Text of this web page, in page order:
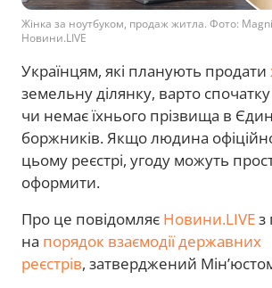
Жінка за ноутбуком, продаж житла. Фото:
Новини.LIVE
Українцям, які планують продати
земельну ділянку, варто
чи немає їхнього прізвища в
боржників. Якщо людина
цьому реєстрі, угоду можуть
оформити.
Про це повідомляє Новини.LIVEз
на порядок взаємодії державних
реєстрів, затверджений